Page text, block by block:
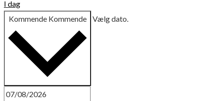
I dag
Kommende Kommende Vælg dato.